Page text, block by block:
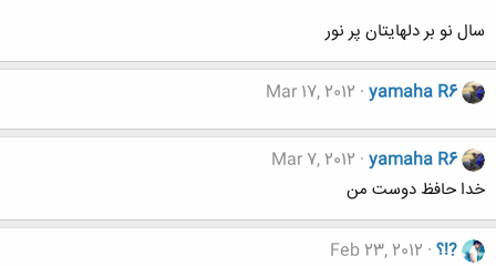
سال نو بر دلهایتان پر نور
yamaha R6
Mar 17, 2012
yamaha R6
Mar 7, 2012
خدا حافظ دوست من
?!؟ Feb 23, 2012